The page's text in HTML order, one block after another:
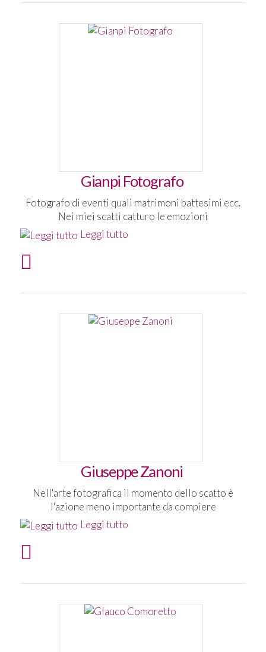
Gianpi Fotografo
Fotografo di eventi quali matrimoni battesimi ecc.
Nei miei scatti catturo le emozioni
Leggi tutto
Giuseppe Zanoni
Nell'arte fotografica il momento dello scatto è
l'azione meno importante da compiere
Leggi tutto